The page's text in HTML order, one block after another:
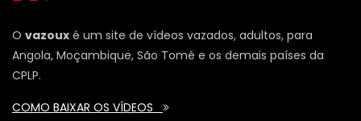
O vazoux é um site de vídeos vazados, adultos, para
Angola, Moçambique, São Tomé e os demais países da
CPLP.
COMO BAIXAR OS VÍDEOS